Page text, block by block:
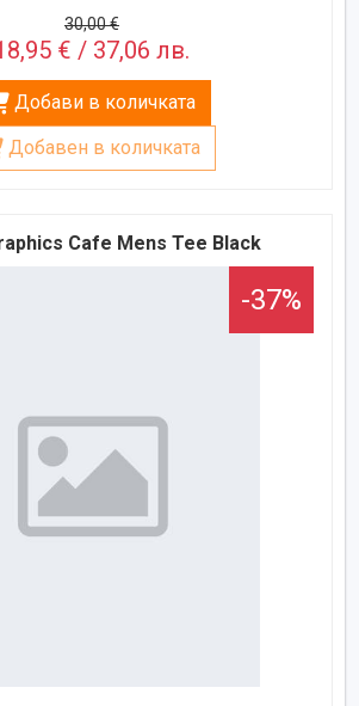
30,00 €
€ / 37,06 лв.
Добави в количката
Добавен в количката
Cafe Mens Tee Black
-37%